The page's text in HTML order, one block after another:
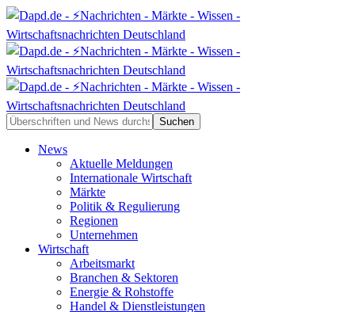
News
Aktuelle Meldungen
Internationale Wirtschaft
Märkte
Politik & Regulierung
Regionen
Unternehmen
Wirtschaft
Arbeitsmarkt
Branchen & Sektoren
Energie & Rohstoffe
Handel & Dienstleistungen